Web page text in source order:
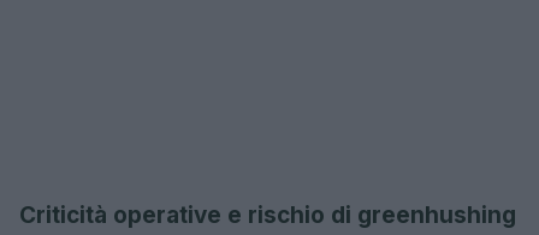
Criticità operative e rischio di greenhushing